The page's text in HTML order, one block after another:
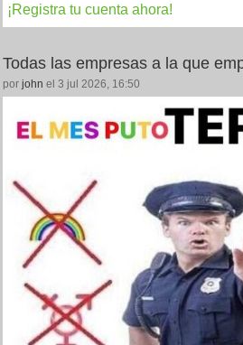
¡Registra tu cuenta ahora!
Todas las empresas a la que
por john el 3 jul 2026, 16:50